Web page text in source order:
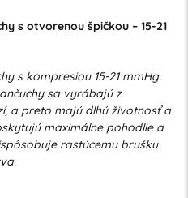
s otvorenou špičkou – 15-21
s kompresiou 15-21 mmHg.
sa vyrábajú z
a preto majú dlhú životnosť a
maximálne pohodlie a
rastúcemu brušku